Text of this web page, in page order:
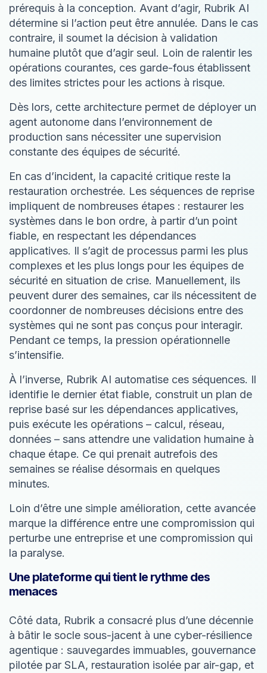
prérequis à la conception. Avant d’agir, Rubrik AI
détermine si l’action peut être annulée. Dans le cas
contraire, il soumet la décision à validation
humaine plutôt que d’agir seul. Loin de ralentir les
opérations courantes, ces garde-fous établissent
des limites strictes pour les actions à risque.
Dès lors, cette architecture permet de déployer un
agent autonome dans l’environnement de
production sans nécessiter une supervision
constante des équipes de sécurité.
En cas d’incident, la capacité critique reste la
restauration orchestrée. Les séquences de reprise
impliquent de nombreuses étapes : restaurer les
systèmes dans le bon ordre, à partir d’un point
fiable, en respectant les dépendances
applicatives. Il s’agit de processus parmi les plus
complexes et les plus longs pour les équipes de
sécurité en situation de crise. Manuellement, ils
peuvent durer des semaines, car ils nécessitent de
coordonner de nombreuses décisions entre des
systèmes qui ne sont pas conçus pour interagir.
Pendant ce temps, la pression opérationnelle
s’intensifie.
À l’inverse, Rubrik AI automatise ces séquences. Il
identifie le dernier état fiable, construit un plan de
reprise basé sur les dépendances applicatives,
puis exécute les opérations – calcul, réseau,
données – sans attendre une validation humaine à
chaque étape. Ce qui prenait autrefois des
semaines se réalise désormais en quelques
minutes.
Loin d’être une simple amélioration, cette avancée
marque la différence entre une compromission qui
perturbe une entreprise et une compromission qui
la paralyse.
Une plateforme qui tient le rythme des
menaces
Côté data, Rubrik a consacré plus d’une décennie
à bâtir le socle sous-jacent à une cyber-résilience
agentique : sauvegardes immuables, gouvernance
pilotée par SLA, restauration isolée par air-gap, et